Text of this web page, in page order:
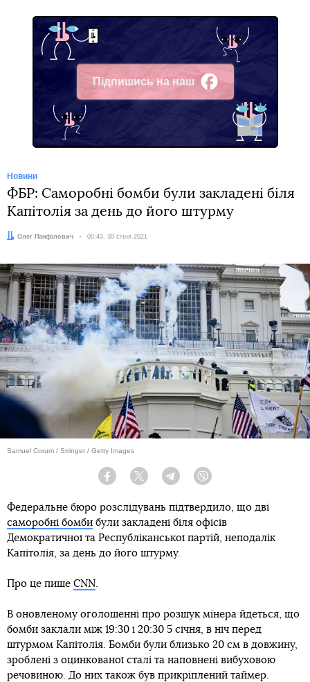
Підпишись на наш
Facebook
Новини
ФБР: Саморобні бомби були закладені біля
Капітолія за день до його штурму
Автор:
Олег Панфілович Дата:
00:43, 30 січня 2021
Samuel Corum / Stringer / Getty Images
Facebook Twitter Telegram
Федеральне бюро розслідувань підтвердило, що дві
саморобні бомби були закладені біля офісів
Демократичної та Республіканської партій, неподалік
Капітолія, за день до його штурму.
Про це пише CNN.
В оновленому оголошенні про розшук мінера йдеться, що
бомби заклали між 19:30 і 20:30 5 січня, в ніч перед
штурмом Капітолія. Бомби були близько 20 см в довжину,
зроблені з оцинкованої сталі та наповнені вибуховою
речовиною. До них також був прикріплений таймер.